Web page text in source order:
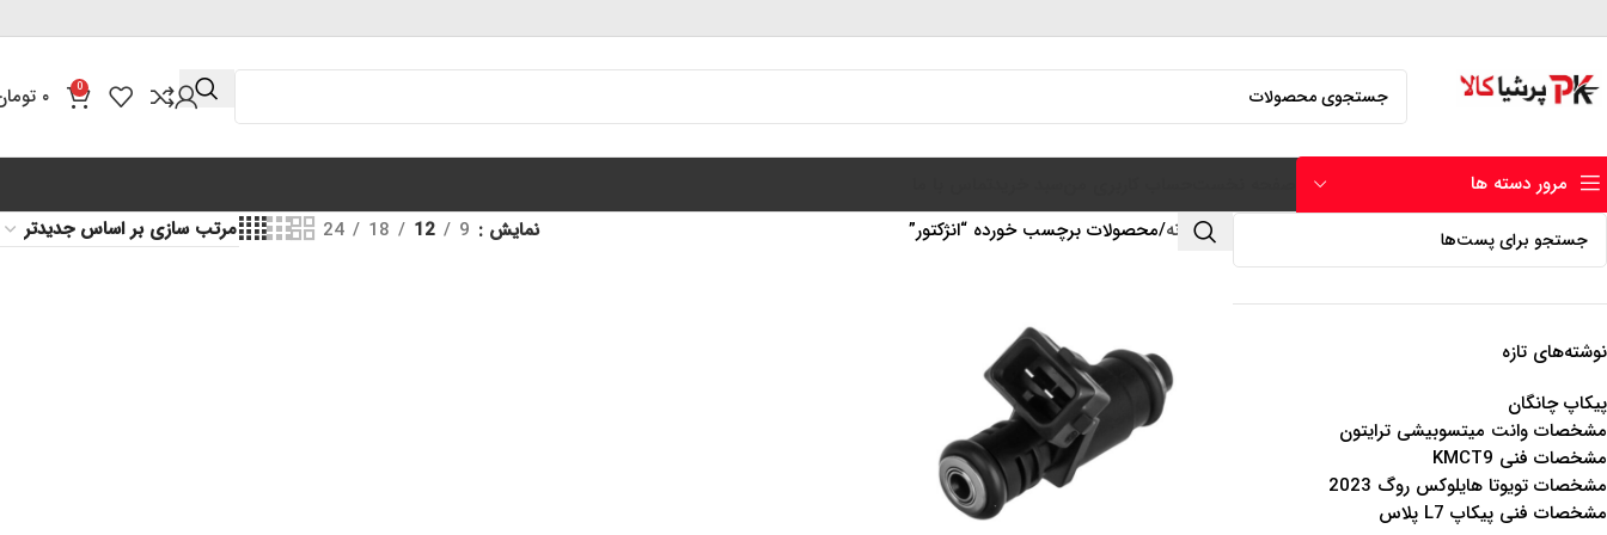
0 ۰
مرور دسته ها
نوشته‌های تازه
پیکاپ چانگان
مشخصات وانت میتسوبیشی ترایتون
مشخصات فنی KMCT9
مشخصات تویوتا هایلوکس روگ 2023
مشخصات فنی پیکاپ L7 پلاس
خانه محصولات برچسب خورده “انژکتور” نمایش 9
12
18
24